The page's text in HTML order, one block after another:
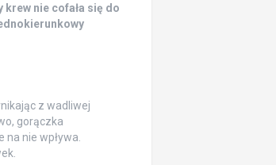
nie cofała się do
z wadliwej
gorączka
nie wpływa.